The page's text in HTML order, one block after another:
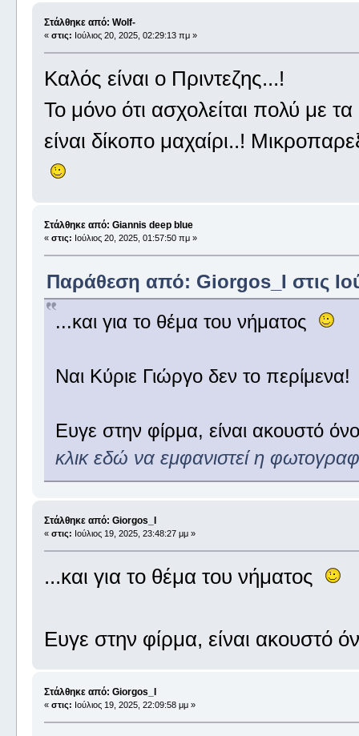
Στάλθηκε από: Wolf-
« στις: Ιούλιος 20, 2025, 02:29:13 πμ »
Καλός είναι ο Πριντεζης...!
Το μόνο ότι ασχολείται πολύ με
είναι δίκοπο μαχαίρι..!
Στάλθηκε από: Giannis deep blue
« στις: Ιούλιος 20, 2025, 01:57:50 πμ »
Παράθεση από: Giorgos_I στις
...και για το θέμα του νήματος
Ναι Κύριε Γιώργο δεν το περίμενα!
Ευγε στην φίρμα, είναι ακουστό
κλικ εδώ να εμφανιστεί η
Στάλθηκε από: Giorgos_I
« στις: Ιούλιος 19, 2025, 23:48:27 μμ »
...και για το θέμα του νήματος
Ευγε στην φίρμα, είναι ακουστό
Στάλθηκε από: Giorgos_I
« στις: Ιούλιος 19, 2025, 22:09:58 μμ »